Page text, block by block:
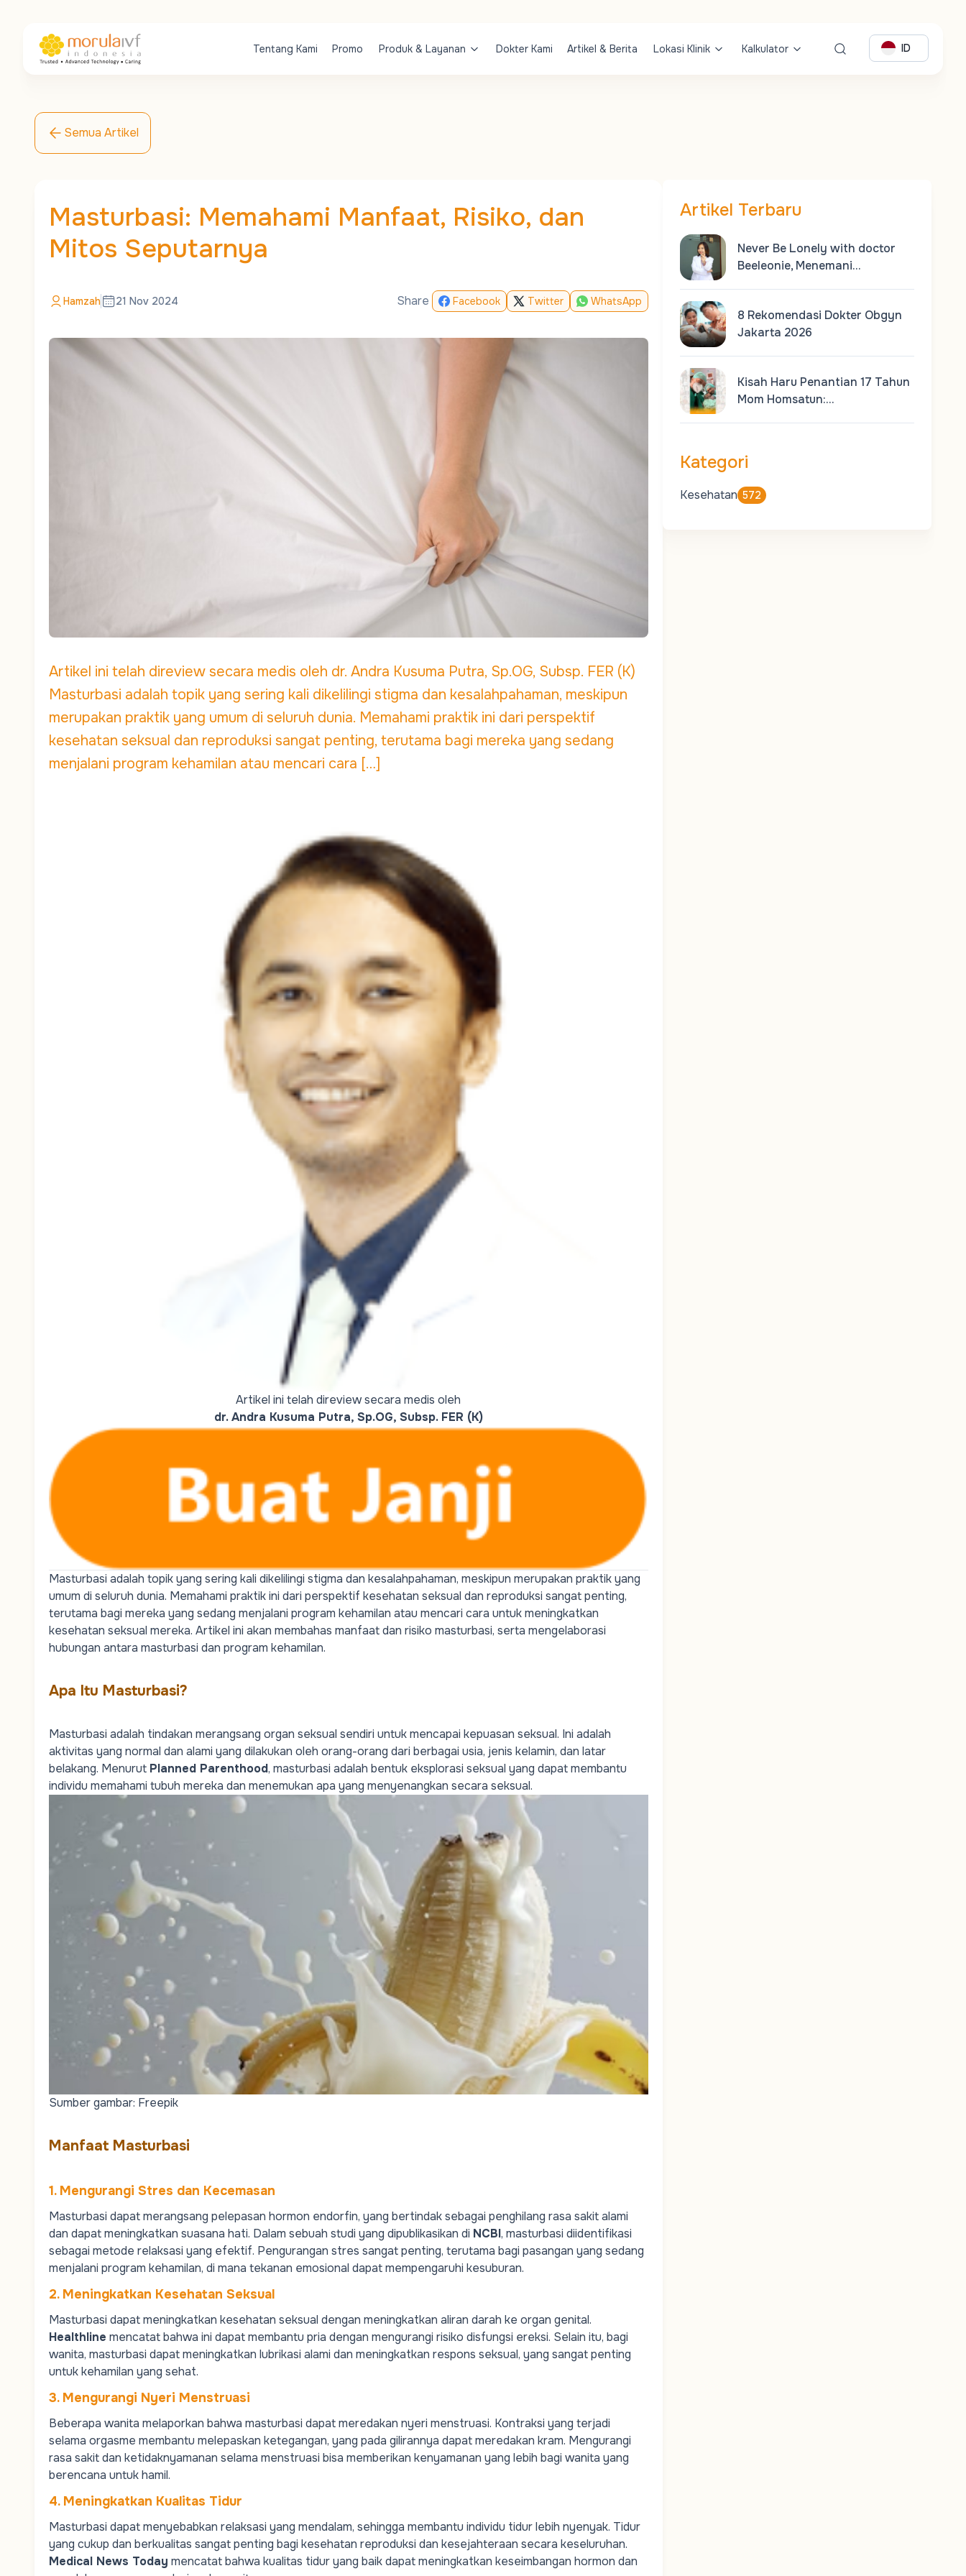
Tentang Kami Promo Produk & Layanan Dokter Kami Artikel & Berita Lokasi Klinik Kalkulator ID
Semua Artikel
Masturbasi: Memahami Manfaat, Risiko, dan
Mitos Seputarnya
Hamzah 21 Nov 2024 Share Facebook Twitter WhatsApp
Artikel ini telah direview secara medis oleh dr. Andra Kusuma Putra, Sp.OG, Subsp. FER (K)
Masturbasi adalah topik yang sering kali dikelilingi stigma dan kesalahpahaman, meskipun
merupakan praktik yang umum di seluruh dunia. Memahami praktik ini dari perspektif
kesehatan seksual dan reproduksi sangat penting, terutama bagi mereka yang sedang
menjalani program kehamilan atau mencari cara […]
Artikel ini telah direview secara medis oleh
dr. Andra Kusuma Putra, Sp.OG, Subsp. FER (K)
Masturbasi adalah topik yang sering kali dikelilingi stigma dan kesalahpahaman, meskipun merupakan praktik yang
umum di seluruh dunia. Memahami praktik ini dari perspektif kesehatan seksual dan reproduksi sangat penting,
terutama bagi mereka yang sedang menjalani program kehamilan atau mencari cara untuk meningkatkan
kesehatan seksual mereka. Artikel ini akan membahas manfaat dan risiko masturbasi, serta mengelaborasi
hubungan antara masturbasi dan program kehamilan.
Apa Itu Masturbasi?
Masturbasi adalah tindakan merangsang organ seksual sendiri untuk mencapai kepuasan seksual. Ini adalah
aktivitas yang normal dan alami yang dilakukan oleh orang-orang dari berbagai usia, jenis kelamin, dan latar
belakang. Menurut Planned Parenthood, masturbasi adalah bentuk eksplorasi seksual yang dapat membantu
individu memahami tubuh mereka dan menemukan apa yang menyenangkan secara seksual.
Sumber gambar: Freepik
Manfaat Masturbasi
1. Mengurangi Stres dan Kecemasan
Masturbasi dapat merangsang pelepasan hormon endorfin, yang bertindak sebagai penghilang rasa sakit alami
dan dapat meningkatkan suasana hati. Dalam sebuah studi yang dipublikasikan di NCBI, masturbasi diidentifikasi
sebagai metode relaksasi yang efektif. Pengurangan stres sangat penting, terutama bagi pasangan yang sedang
menjalani program kehamilan, di mana tekanan emosional dapat mempengaruhi kesuburan.
2. Meningkatkan Kesehatan Seksual
Masturbasi dapat meningkatkan kesehatan seksual dengan meningkatkan aliran darah ke organ genital.
Healthline mencatat bahwa ini dapat membantu pria dengan mengurangi risiko disfungsi ereksi. Selain itu, bagi
wanita, masturbasi dapat meningkatkan lubrikasi alami dan meningkatkan respons seksual, yang sangat penting
untuk kehamilan yang sehat.
3. Mengurangi Nyeri Menstruasi
Beberapa wanita melaporkan bahwa masturbasi dapat meredakan nyeri menstruasi. Kontraksi yang terjadi
selama orgasme membantu melepaskan ketegangan, yang pada gilirannya dapat meredakan kram. Mengurangi
rasa sakit dan ketidaknyamanan selama menstruasi bisa memberikan kenyamanan yang lebih bagi wanita yang
berencana untuk hamil.
4. Meningkatkan Kualitas Tidur
Masturbasi dapat menyebabkan relaksasi yang mendalam, sehingga membantu individu tidur lebih nyenyak. Tidur
yang cukup dan berkualitas sangat penting bagi kesehatan reproduksi dan kesejahteraan secara keseluruhan.
Medical News Today mencatat bahwa kualitas tidur yang baik dapat meningkatkan keseimbangan hormon dan
Artikel Terbaru
Never Be Lonely with doctor
Beeleonie, Menemani…
8 Rekomendasi Dokter Obgyn
Jakarta 2026
Kisah Haru Penantian 17 Tahun
Mom Homsatun:…
Kategori
Kesehatan 572